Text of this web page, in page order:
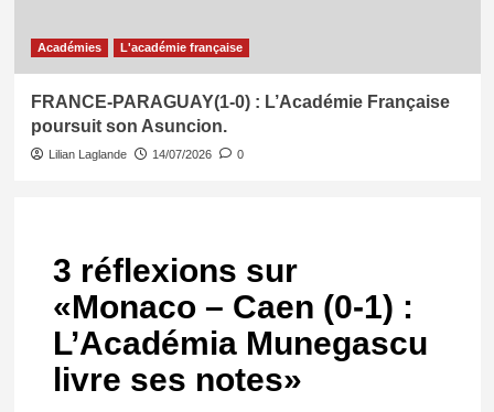
Académies L'académie française
FRANCE-PARAGUAY(1-0) : L’Académie Française
poursuit son Asuncion.
Lilian Laglande 14/07/2026 0
3 réflexions sur
«Monaco – Caen (0-1) :
L’Académia Munegascu
livre ses notes»